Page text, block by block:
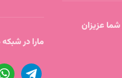
18 پاسخگو شما عزیزان
مارا در